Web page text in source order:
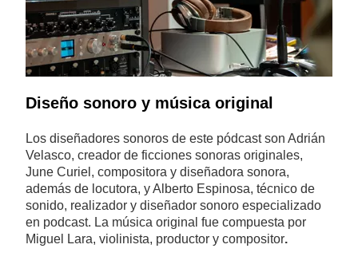
Diseño sonoro y música original
Los diseñadores sonoros de este pódcast son Adrián
Velasco, creador de ficciones sonoras originales,
June Curiel, compositora y diseñadora sonora,
además de locutora, y Alberto Espinosa, técnico de
sonido, realizador y diseñador sonoro especializado
en podcast. La música original fue compuesta por
Miguel Lara, violinista, productor y compositor.